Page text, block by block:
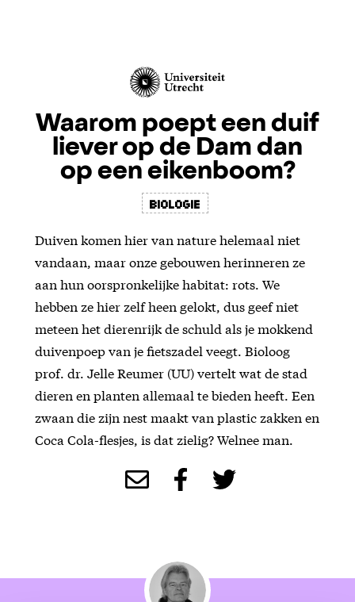
Waarom poept een duif
liever op de Dam dan
op een eikenboom?
Biologie
Duiven komen hier van nature helemaal niet
vandaan, maar onze gebouwen herinneren ze
aan hun oorspronkelijke habitat: rots. We
hebben ze hier zelf heen gelokt, dus geef niet
meteen het dierenrijk de schuld als je mokkend
duivenpoep van je fietszadel veegt. Bioloog
prof. dr. Jelle Reumer (UU) vertelt wat de stad
dieren en planten allemaal te bieden heeft. Een
zwaan die zijn nest maakt van plastic zakken en
Coca Cola-flesjes, is dat zielig? Welnee man.